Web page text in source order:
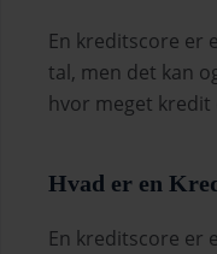
En kreditscore er
tal, men det kan
hvor meget kredit
Hvad er en
En kreditscore er